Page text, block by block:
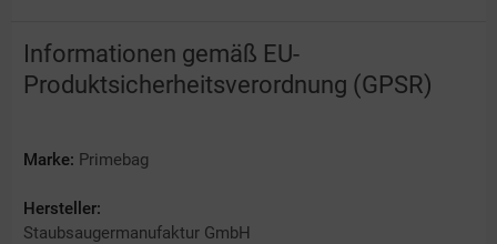
Informationen gemäß EU-
Produktsicherheitsverordnung (GPSR)
Marke: Primebag
Hersteller:
Staubsaugermanufaktur GmbH